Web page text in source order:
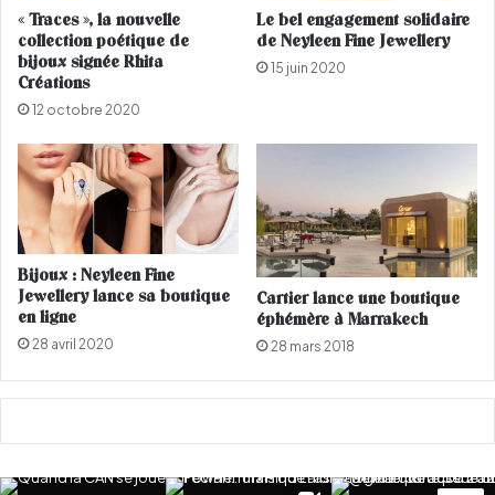
s
r
a
i
s
s
e
c
r
a
q
u
r
« Traces », la nouvelle
collection poétique de
bijoux signée Rhita
Créations
12 octobre 2020
Le bel engagement solidaire
de Neyleen Fine Jewellery
15 juin 2020
Bijoux : Neyleen Fine
Jewellery lance sa boutique
en ligne
28 avril 2020
Cartier lance une boutique
éphémère à Marrakech
28 mars 2018